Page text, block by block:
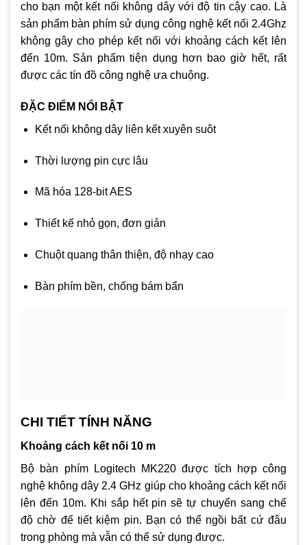
cho bạn một kết nối không dây với độ tin cậy cao. Là
sản phẩm bàn phím sử dụng công nghệ kết nối 2.4Ghz
không gây cho phép kết nối với khoảng cách kết lên
đến 10m. Sản phẩm tiện dụng hơn bao giờ hết, rất
được các tín đồ công nghệ ưa chuộng.
ĐẶC ĐIỂM NỔI BẬT
Kết nối không dây liên kết xuyên suôt
Thời lượng pin cực lâu
Mã hóa 128-bit AES
Thiết kế nhỏ gọn, đơn giản
Chuột quang thân thiện, độ nhạy cao
Bàn phím bền, chống bám bẩn
CHI TIẾT TÍNH NĂNG
Khoảng cách kết nối 10 m
Bộ bàn phím Logitech MK220 được tích hợp công
nghệ không dây 2.4 GHz giúp cho khoảng cách kết nối
lên đến 10m. Khi sắp hết pin sẽ tự chuyển sang chế
độ chờ để tiết kiệm pin. Bạn có thể ngồi bất cứ đâu
trong phòng mà vẫn có thể sử dụng được.